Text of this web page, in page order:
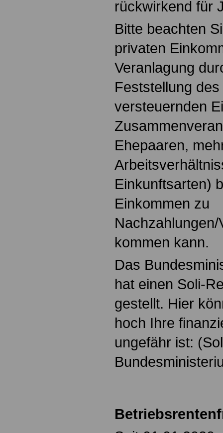
rückwirkend für
Bitte beachten
privaten
Veranlagung
Feststellung des
versteuernden
Ehepaaren,
Einkunftsarten)
Einkommen zu
kommen kann.
Das
hat einen Soli-
gestellt. Hier
hoch Ihre
ungefähr ist: